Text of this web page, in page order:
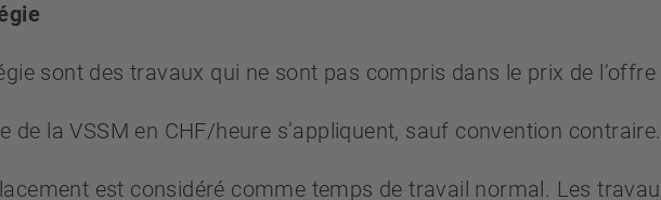
sont des travaux qui ne sont pas compris dans le prix de
de la VSSM en CHF/heure s’appliquent, sauf convention contraire.
est considéré comme temps de travail normal. Les